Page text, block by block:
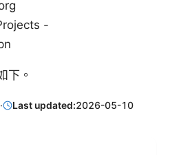
-
下。
· Last updated:2026-05-10